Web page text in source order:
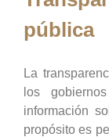
pública
La
los
información
propósito es